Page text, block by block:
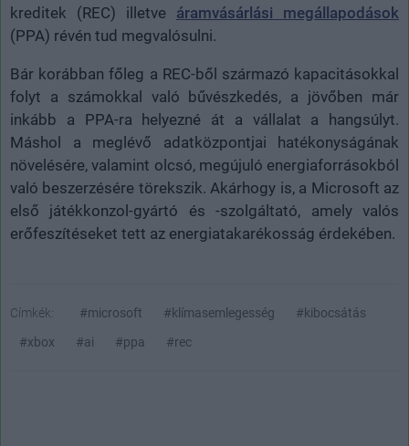
kreditek (REC) illetve áramvásárlási megállapodások
(PPA) révén tud megvalósulni.
Bár korábban főleg a REC-ből származó kapacitásokkal
folyt a számokkal való bűvészkedés, a jövőben már
inkább a PPA-ra helyezné át a vállalat a hangsúlyt.
Máshol a meglévő adatközpontjai hatékonyságának
növelésére, valamint olcsó, megújuló energiaforrásokból
való beszerzésére törekszik. Akárhogy is, a Microsoft az
első játékkonzol-gyártó és -szolgáltató, amely valós
erőfeszítéseket tett az energiatakarékosság érdekében.
Címkék: #microsoft #klímasemlegesség
#kibocsátás
#xbox
#ai #ppa #rec